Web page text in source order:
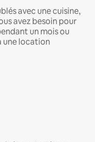
avec une cuisine,
avez besoin pour
un mois ou
une location